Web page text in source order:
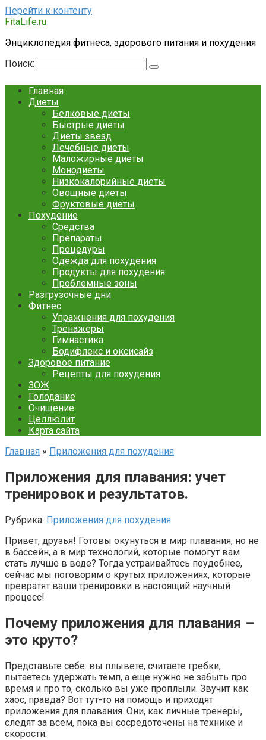
Перейти к контенту
FitaLife.ru
Энциклопедия фитнеса, здорового питания и похудения
Поиск:
Главная
Диеты
Белковые диеты
Быстрые диеты
Диеты звезд
Лечебные диеты
Маложирные диеты
Монодиеты
Низкокалорийные диеты
Овощные диеты
Фруктовые диеты
Похудение
Средства
Препараты
Процедуры
Одежда для похудения
Продукты для похудения
Проблемные зоны
Разгрузочные дни
Фитнес
Упражнения для похудения
Тренажеры
Гимнастика
Бодифлекс и оксисайз
Здоровое питание
Рецепты для похудения
ЗОЖ
Голодание
Очищение
Целлюлит
Карта сайта
Главная » Приложения для похудения
Приложения для плавания: учет
тренировок и результатов.
Рубрика: Приложения для похудения
Привет, друзья! Готовы окунуться в мир плавания, но не
в бассейн, а в мир технологий, которые помогут вам
стать лучше в воде? Тогда устраивайтесь поудобнее,
сейчас мы поговорим о крутых приложениях, которые
превратят ваши тренировки в настоящий научный
процесс!
Почему приложения для плавания –
это круто?
Представьте себе: вы плывете, считаете гребки,
пытаетесь удержать темп, а еще нужно не забыть про
время и про то, сколько вы уже проплыли. Звучит как
хаос, правда? Вот тут-то на помощь и приходят
приложения для плавания. Они, как личные тренеры,
следят за всем, пока вы сосредоточены на технике и
скорости.